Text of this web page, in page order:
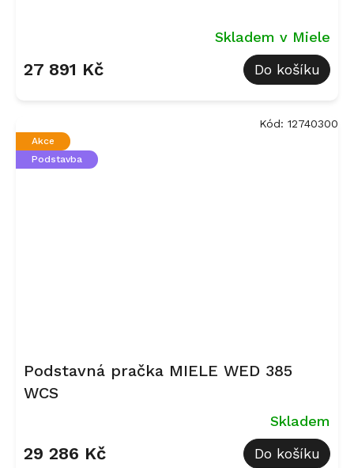
Skladem v Miele
27 891 Kč Do košíku
Akce
Podstavba
Podstavná pračka MIELE WED 385
WCS
Skladem
29 286 Kč Do košíku
Kód: 12740300